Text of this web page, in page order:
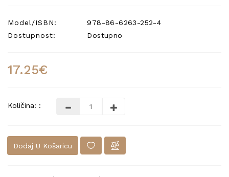
Model/ISBN:
978-86-6263-252-4
Dostupnost:
Dostupno
17.25€
Količina: :
Dodaj U Košaricu